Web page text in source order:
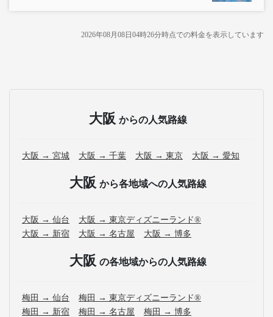
2026年08月08日04時26分時点での料金を表示しています
大阪 からの人気路線
大阪 → 宮城 大阪 → 千葉 大阪 → 東京 大阪 → 愛知
大阪 から各地域への人気路線
大阪 → 仙台
大阪 → 東京ディズニーランド®
大阪 → 新宿
大阪 → 名古屋 大阪 → 博多
大阪 の各地域からの人気路線
梅田 → 仙台
梅田 → 東京ディズニーランド®
梅田 → 新宿
梅田 → 名古屋 梅田 → 博多